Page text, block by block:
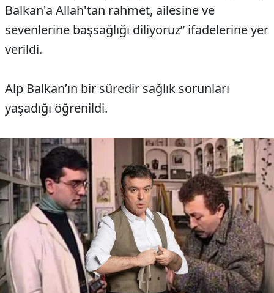
Balkan'a Allah'tan rahmet, ailesine ve
sevenlerine başsağlığı diliyoruz” ifadelerine yer
verildi.
Alp Balkan’ın bir süredir sağlık sorunları
yaşadığı öğrenildi.